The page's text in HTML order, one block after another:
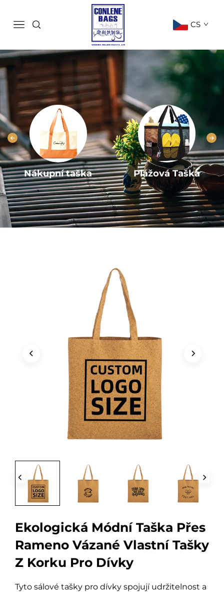
CS
Nákupní taška Plážová Taška
Ekologická Módní Taška Přes
Rameno Vázané Vlastní Tašky
Z Korku Pro Dívky
Tyto sálové tašky pro dívky spojují udržitelnost a